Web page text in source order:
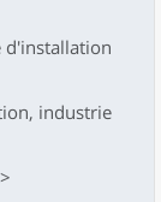
d'installation
industrie